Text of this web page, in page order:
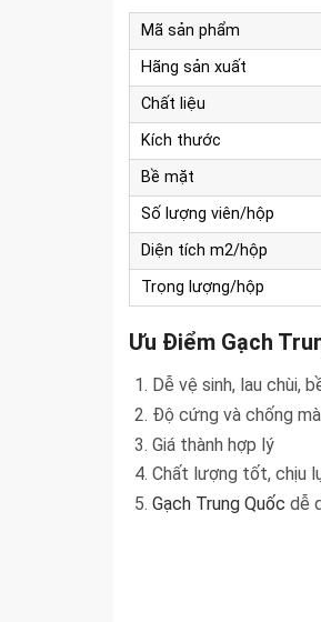
Mã sản phẩm
Hãng sản xuất
Chất liệu
Kích thước
Bề mặt
Số lượng viên/hộp
Diện tích m2/hộp
Trọng lượng/hộp
Ưu Điểm Gạch
Dễ vệ sinh, lau chùi,
Độ cứng và chống
Giá thành hợp lý
Chất lượng tốt, chịu
Gạch Trung Quốc dễ